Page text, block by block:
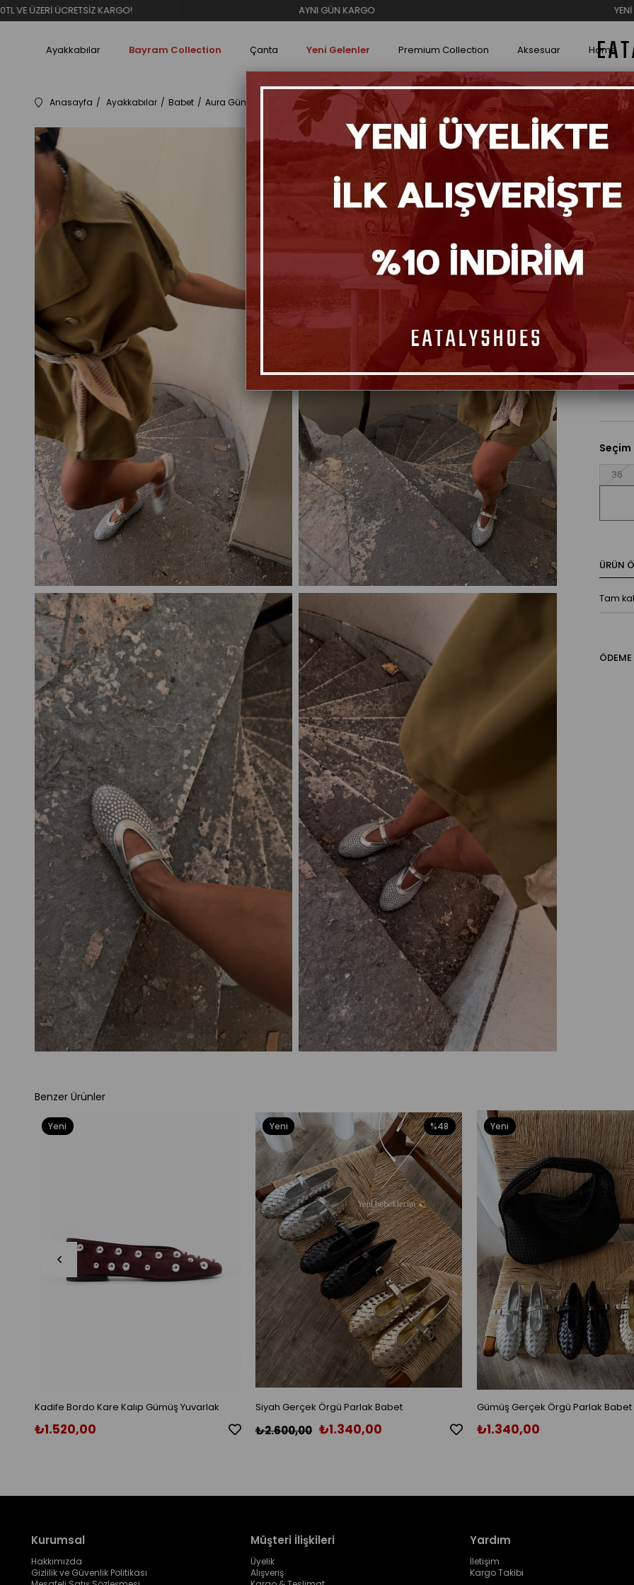
KARGO! AYNI GÜN KARGO YENİ SEZON
Ayakkabılar Bayram Collection Çanta Yeni Gelenler Premium Collection Aksesuar Home
Anasayfa Ayakkabılar Babet Aura Gümüş Parlak Taşlı File Babet
Aura
Renk
Seçim
36
ÜRÜN
Tam
ÖDEME
Benzer Ürünler
Kadife Bordo Kare Kalıp Gümüş Yuvarlak
Toka Aksesuarlı Babet
₺1.520,00
Yeni
Siyah Gerçek Örgü Parlak Babet
₺1.340,00
₺2.600,00
%48
Yeni
Ürün
Gümüş Gerçek Örgü Parlak Babet
₺1.340,00
Yeni
Ürün
Kurumsal
Hakkımızda
Gizlilik ve Güvenlik Politikası
Müşteri İlişkileri
Üyelik
Alışveriş
Yardım
İletişim
Kargo Takibi